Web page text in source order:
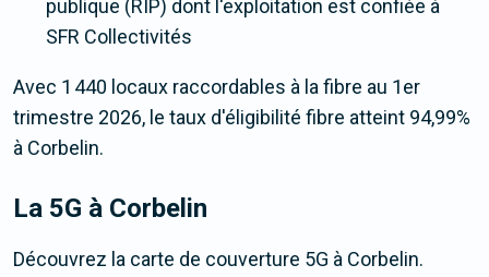
publique (RIP) dont l'exploitation est confiée à
SFR Collectivités
Avec 1 440 locaux raccordables à la fibre au 1er
trimestre 2026, le taux d'éligibilité fibre atteint 94,99%
à Corbelin.
La 5G à Corbelin
Découvrez la carte de couverture 5G à Corbelin.